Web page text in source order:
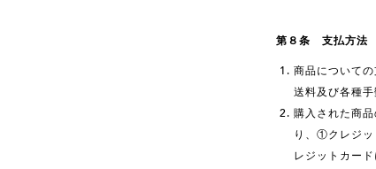
第８条 支払方法
商品について
送料及び各種手
購入された商
り、①クレジッ
レジットカー